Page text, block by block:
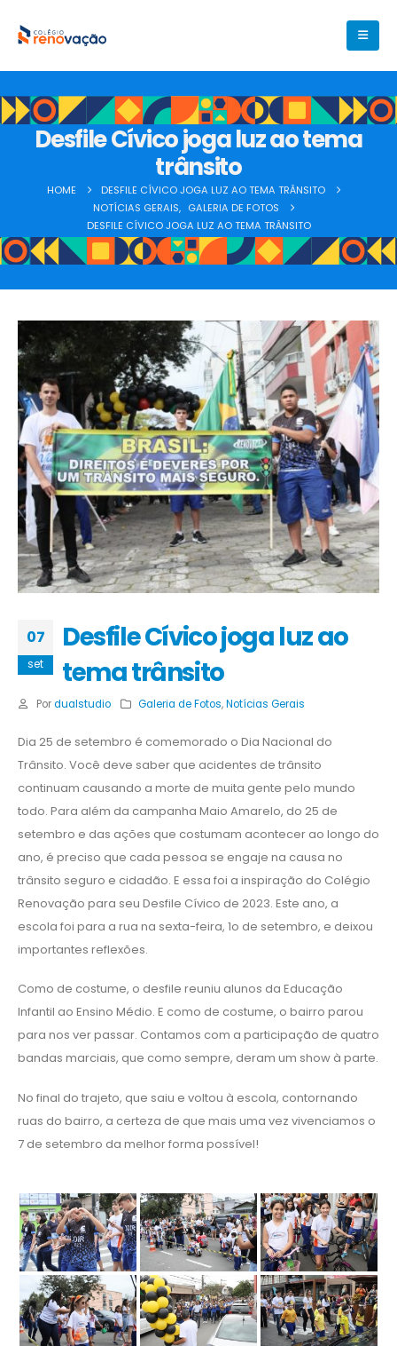
Desfile Cívico joga luz ao tema
trânsito
HOME
DESFILE CÍVICO JOGA LUZ AO TEMA TRÂNSITO
NOTÍCIAS GERAIS, GALERIA DE FOTOS
DESFILE CÍVICO JOGA LUZ AO TEMA TRÂNSITO
07
set
Desfile Cívico joga luz ao
tema trânsito
Por dualstudio Galeria de Fotos,Notícias Gerais
Dia 25 de setembro é comemorado o Dia Nacional do
Trânsito. Você deve saber que acidentes de trânsito
continuam causando a morte de muita gente pelo mundo
todo. Para além da campanha Maio Amarelo, do 25 de
setembro e das ações que costumam acontecer ao longo do
ano, é preciso que cada pessoa se engaje na causa no
trânsito seguro e cidadão. E essa foi a inspiração do Colégio
Renovação para seu Desfile Cívico de 2023. Este ano, a
escola foi para a rua na sexta-feira, 1o de setembro, e deixou
importantes reflexões.
Como de costume, o desfile reuniu alunos da Educação
Infantil ao Ensino Médio. E como de costume, o bairro parou
para nos ver passar. Contamos com a participação de quatro
bandas marciais, que como sempre, deram um show à parte.
No final do trajeto, que saiu e voltou à escola, contornando
ruas do bairro, a certeza de que mais uma vez vivenciamos o
7 de setembro da melhor forma possível!